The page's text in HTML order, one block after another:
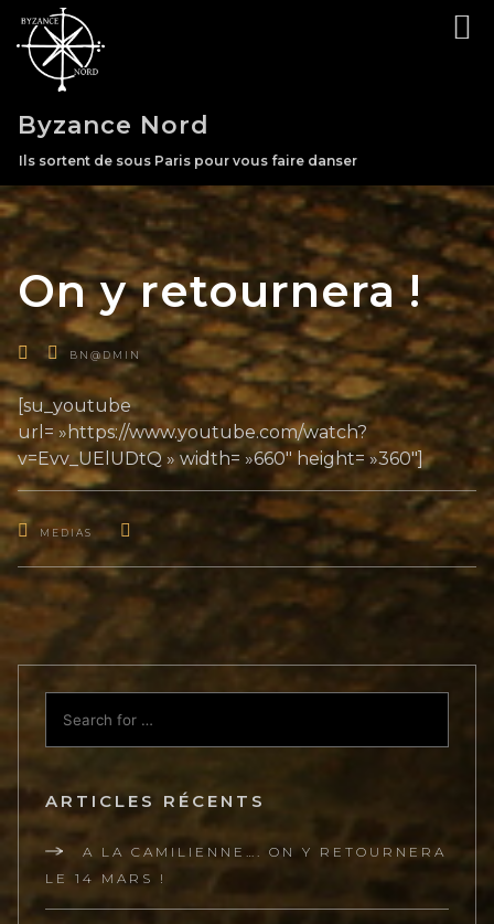
Skip
content
Byzance Nord
Ils sortent de sous Paris pour vous faire danser
On y retournera !
BN@DMIN
[su_youtube
url= »https://www.youtube.com/watch?
v=Evv_UElUDtQ » width= »660″ height= »360″]
MEDIAS
ARTICLES RÉCENTS
A LA CAMILIENNE…. ON Y RETOURNERA
LE 14 MARS !